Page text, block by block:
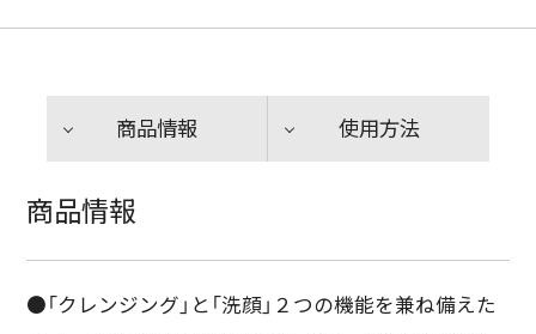
商品情報 使用方法
商品情報
●「クレンジング」と「洗顔」２つの機能を兼ね備えた